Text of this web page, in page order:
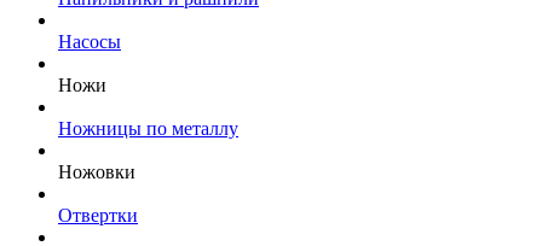
Насосы
Ножи
Ножницы по металлу
Ножовки
Отвертки